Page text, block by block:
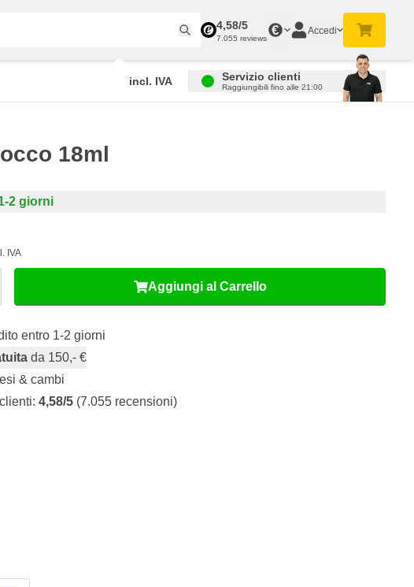
4,58/5
7.055 reviews
€ Accedi
incl. IVA Servizio clienti
Raggiungibili fino alle 21:00
18ml
2 giorni
IVA
Aggiungi al Carrello
entro 1-2 giorni
da 150,- €
& cambi
4,58/5 (7.055 recensioni)